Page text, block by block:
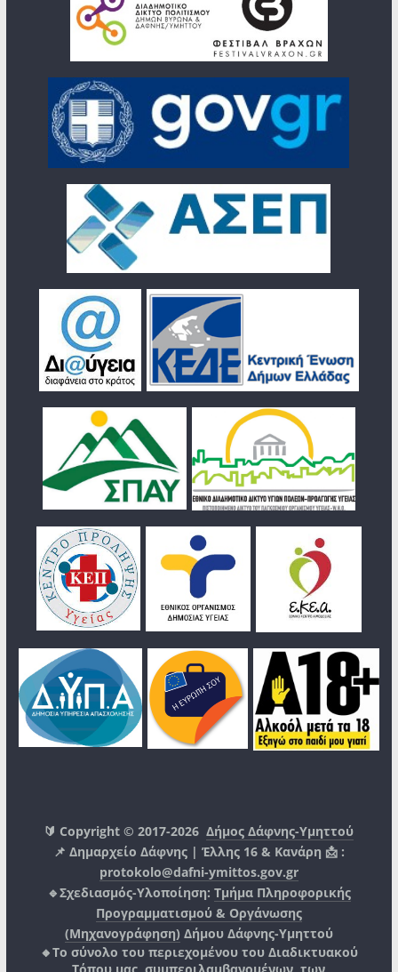
🔰 Copyright © 2017-2026Δήμος Δάφνης-Υμηττού
📌 Δημαρχείο Δάφνης | Έλλης 16 & Κανάρη 📩 :
protokolo@dafni-ymittos.gov.gr
🔹Σχεδιασμός-Υλοποίηση: Τμήμα Πληροφορικής
Προγραμματισμού & Οργάνωσης
(Μηχανογράφηση) Δήμου Δάφνης-Υμηττού
🔸Το σύνολο του περιεχομένου του Διαδικτυακού
Τόπου μας, συμπεριλαμβανομένων, των